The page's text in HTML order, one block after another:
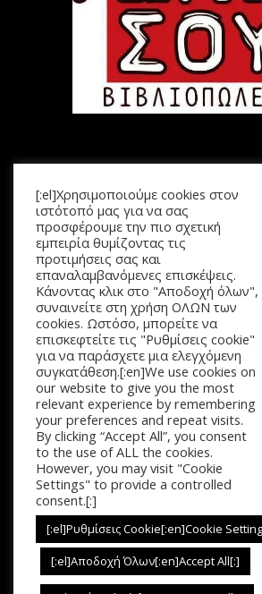
Αρχική
Προϊόντα
Καλάθι
Επικοινωνία
Χρήσιμοι
Τόποι Πληρωμής
Τρόποι
Τρόποι
Πολιτική
Όροι Χρήσης
Copyright © 2026. All Rights
[:el]Χρησιμοποιούμε cookies στον
ιστότοπό μας για να σας
προσφέρουμε την πιο σχετική
εμπειρία θυμίζοντας τις
προτιμήσεις σας και
επαναλαμβανόμενες επισκέψεις.
Κάνοντας κλικ στο "Αποδοχή όλων",
συναινείτε στη χρήση ΟΛΩΝ των
cookies. Ωστόσο, μπορείτε να
επισκεφτείτε τις "Ρυθμίσεις cookie"
για να παράσχετε μια ελεγχόμενη
συγκατάθεση.[:en]We use cookies on
our website to give you the most
relevant experience by remembering
your preferences and repeat visits.
By clicking “Accept All”, you consent
to the use of ALL the cookies.
However, you may visit "Cookie
Settings" to provide a controlled
consent.[:]
[:el]Ρυθμίσεις Cookie[:en]Cookie
[:el]Αποδοχή Όλων[:en]Accept All[:]